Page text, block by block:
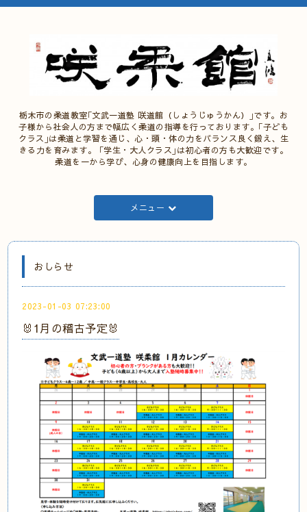
栃木市の柔道教室｢文武一道塾 咲道館（しょうじゅうかん）｣です。お
子様から社会人の方まで幅広く柔道の指導を行っております。｢子ども
クラス｣は柔道と学習を通じ、心・頭・体の力をバランス良く鍛え、生
きる力を育みます。 ｢学生・大人クラス｣は初心者の方も大歓迎です。
柔道を一から学び、心身の健康向上を目指します。
メニュー
おしらせ
2023-01-03 07:23:00
🐰1月の稽古予定🐰